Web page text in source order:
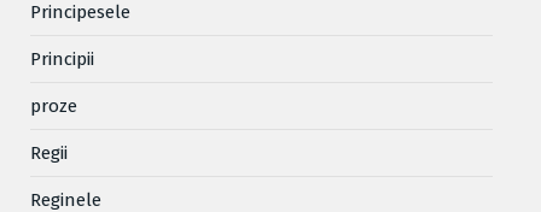
Principesele
Principii
proze
Regii
Reginele